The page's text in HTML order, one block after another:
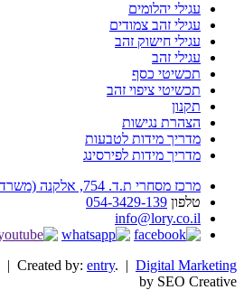
עגילי יהלומים
עגילי זהב צמודים
עגילי חישוק זהב
עגילי זהב
תכשיטי כסף
תכשיטי ציפוי זהב
תקנון
הצהרת נגישות
מדריך מידות לטבעות
מדריך מידות לפירסינג
מרכז מסחרי ת.ד. 754, אלקנה (משרדים בלבד)
טלפון 054-3429-139
info@lory.co.il
| Created by: entry. | Digital Marketing
by SEO Creative